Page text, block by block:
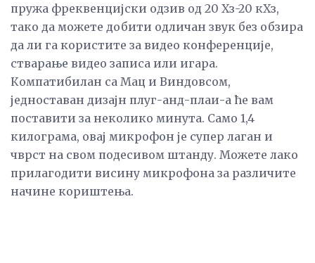
пружа фреквенцијски одзив од 20 Хз-20 кХз,
тако да можете добити одличан звук без обзира
да ли га користите за видео конференције,
стварање видео записа или игара.
Компатибилан са Мац и Виндовсом,
једноставан дизајн плуг-анд-плаи-а ће вам
поставити за неколико минута. Само 1,4
килограма, овај микрофон је супер лаган и
чврст на свом подесивом штанду. Можете лако
прилагодити висину микрофона за различите
начине кориштења.